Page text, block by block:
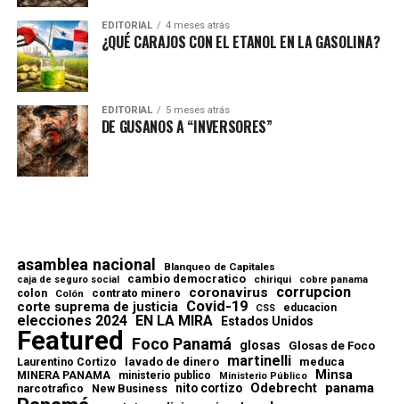
EDITORIAL 4 meses atrás
¿QUÉ CARAJOS CON EL ETANOL EN LA GASOLINA?
EDITORIAL 5 meses atrás
DE GUSANOS A “INVERSORES”
asamblea nacional Blanqueo de Capitales
caja de seguro social cambio democratico chiriqui cobre panama
colon Colón contrato minero coronavirus corrupcion
corte suprema de justicia Covid-19 CSS educacion
elecciones 2024 EN LA MIRA Estados Unidos
Featured Foco Panamá glosas Glosas de Foco
Laurentino Cortizo lavado de dinero martinelli meduca
MINERA PANAMA ministerio publico Ministerio Público Minsa
narcotrafico New Business nito cortizo Odebrecht panama